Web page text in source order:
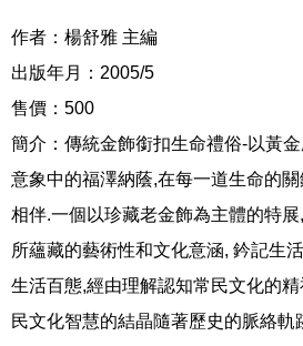
作者：楊舒雅 主編
出版年月：2005/5
售價：500
簡介：傳統金飾銜扣生命禮俗-以黃
意象中的福澤納蔭,在每一道生命的
相伴.一個以珍藏老金飾為主體的特
所蘊藏的藝術性和文化意涵, 鈐記生
生活百態,經由理解認知常民文化的
民文化智慧的結晶隨著歷史的脈絡軌